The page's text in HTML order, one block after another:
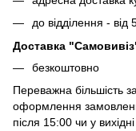
до відділення - від
Доставка
безкоштовно
Переважна більшість
оформлення
після 15:00 чи у